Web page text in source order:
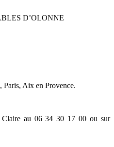
D’OLONNE
Paris, Aix en Provence.
Claire au 06 34 30 17 00 ou sur